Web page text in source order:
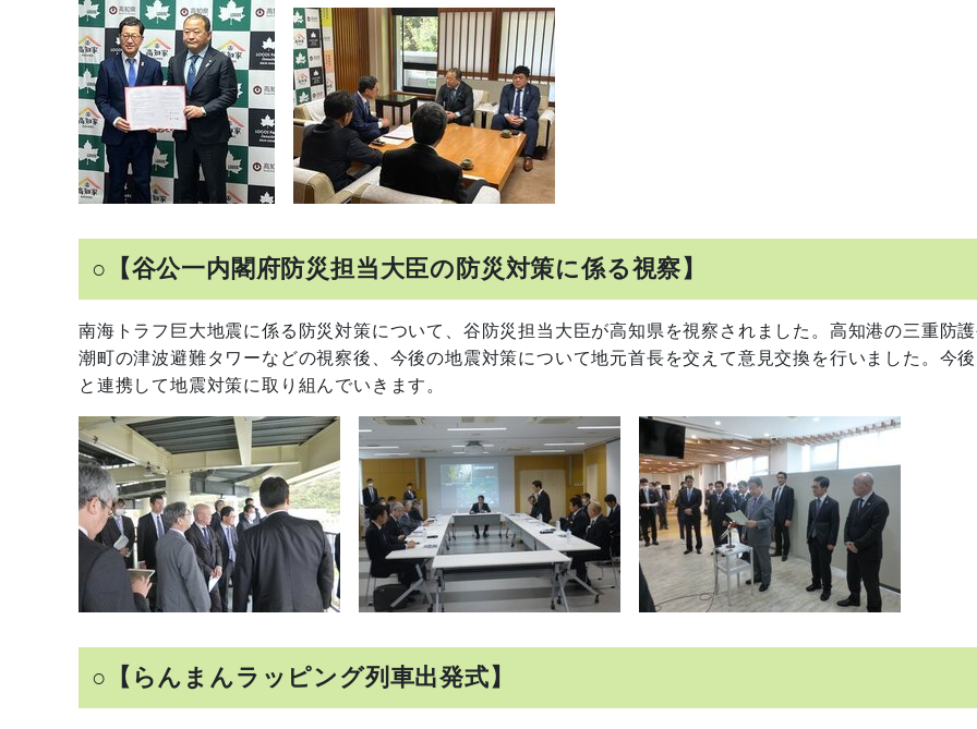
○【谷公一内閣府防災担当大臣の防災対策に係る視察】
南海トラフ巨大地震に係る防災対策について、谷防災担当大臣が高知県を視察されました。高知港の三重防
潮町の津波避難タワーなどの視察後、今後の地震対策について地元首長を交えて意見交換を行いました。今
と連携して地震対策に取り組んでいきます。
○【らんまんラッピング列車出発式】